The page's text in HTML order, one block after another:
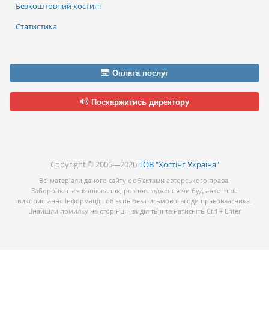
Безкоштовний хостинг
Статистика
Оплата послуг
Поскаржитись директору
Copyright © 2006—2026ТОВ "Хостінг Україна"
Всі матеріали даного сайту є об’єктами авторського права.
Забороняється копіювання, розповсюдження чи будь-яке інше
використання інформації і об’єктів без письмової згоди правовласника.
Знайшли помилку на сторінці - виділіть її та натисніть Ctrl + Enter